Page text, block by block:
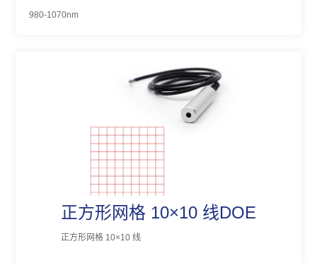
980-1070nm
正方形网格 10×10 线DOE
正方形网格 10×10 线